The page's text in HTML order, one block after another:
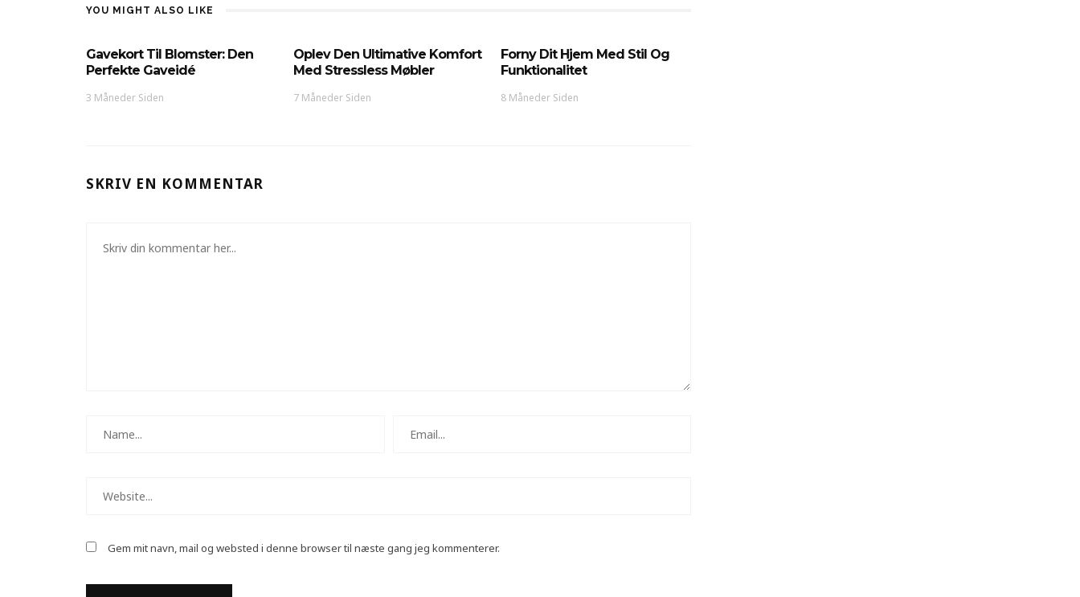
YOU MIGHT ALSO LIKE
Gavekort Til Blomster: Den
Perfekte Gaveidé
3 Måneder Siden
Oplev Den Ultimative Komfort
Med Stressless Møbler
7 Måneder Siden
Forny Dit Hjem Med Stil Og
Funktionalitet
8 Måneder Siden
SKRIV EN KOMMENTAR
Gem mit navn, mail og websted i denne browser til næste gang jeg kommenterer.